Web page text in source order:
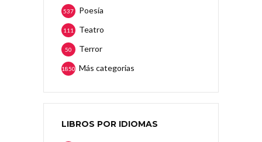
Poesía
537
Teatro
111
Terror
50
Más categorias
1850
LIBROS POR IDIOMAS